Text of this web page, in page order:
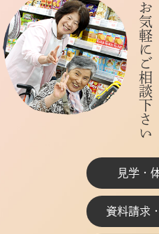
お気軽にご相談下さい
見学・
資料請求